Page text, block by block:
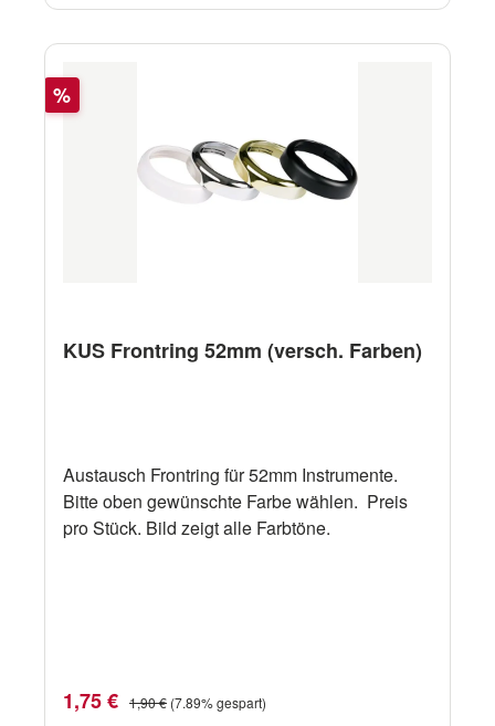
Rabatt
%
KUS Frontring 52mm (versch. Farben)
Austausch Frontring für 52mm Instrumente.
Bitte oben gewünschte Farbe wählen. Preis
pro Stück. Bild zeigt alle Farbtöne.
Verkaufspreis:
1,75 € Regulärer Preis:
1,90 € (7.89% gespart)